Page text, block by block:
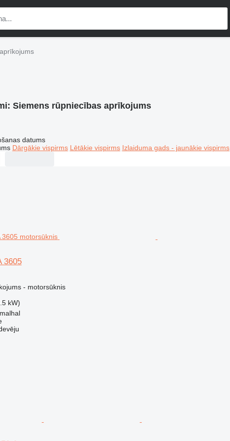
Siemens rūpniecības aprīkojums
datums
Dārgākie vispirms Lētākie vispirms Izlaiduma gads - jaunākie vispirms
3605
- motorsūknis
kW)